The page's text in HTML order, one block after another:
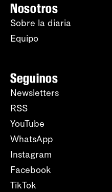
Nosotros
Sobre la diaria
Equipo
Seguinos
Newsletters
RSS
YouTube
WhatsApp
Instagram
Facebook
TikTok